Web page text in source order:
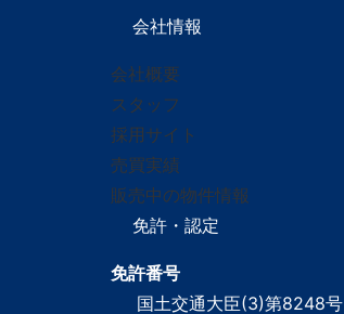
会社情報
会社概要
スタッフ
採用サイト
売買実績
販売中の物件情報
免許・認定
免許番号
国土交通大臣(3)第8248号